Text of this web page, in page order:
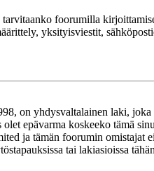
foorumilla
yksityisviestit,
on yhdysvaltalainen laki,
epävarma koskeeko tämä
ja tämän foorumin
tai lakiasioissa